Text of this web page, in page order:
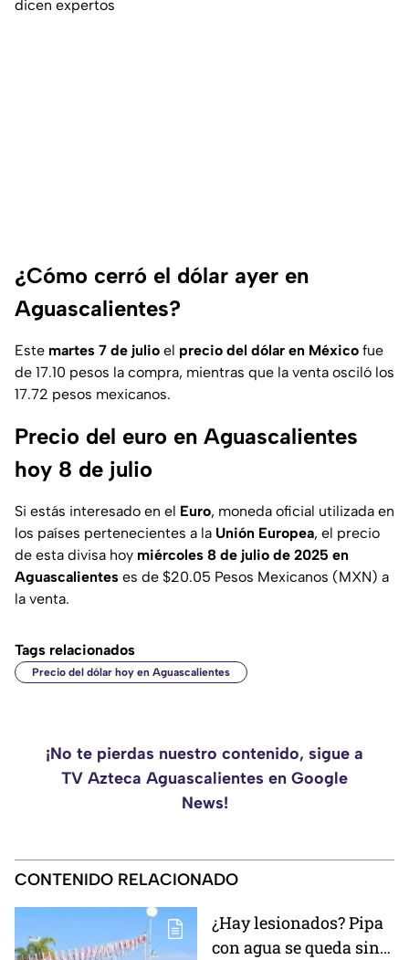
dicen expertos
¿Cómo cerró el dólar ayer en
Aguascalientes?
Este martes 7 de julio el precio del dólar en México fue
de 17.10 pesos la compra, mientras que la venta osciló los
17.72 pesos mexicanos.
Precio del euro en Aguascalientes
hoy 8 de julio
Si estás interesado en el Euro, moneda oficial utilizada en
los países pertenecientes a la Unión Europea, el precio
de esta divisa hoy miércoles 8 de julio de 2025 en
Aguascalientes es de $20.05 Pesos Mexicanos (MXN) a
la venta.
Tags relacionados
Precio del dólar hoy en Aguascalientes
¡No te pierdas nuestro contenido, sigue a
TV Azteca Aguascalientes en Google
News!
CONTENIDO RELACIONADO
¿Hay lesionados? Pipa
con agua se queda sin